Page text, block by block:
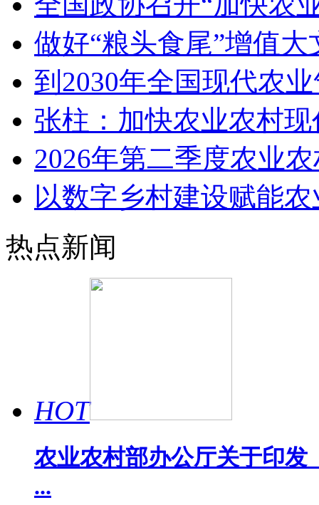
做好“粮头食尾”增值大
到2030年全国现代农
张柱：加快农业农村
2026年第二季度农业
以数字乡村建设赋能
热点新闻
HOT
农业农村部办公厅关于印发
...